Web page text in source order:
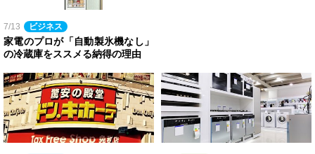
7/13 ビジネス
家電のプロが「自動製氷機なし」
の冷蔵庫をススメる納得の理由